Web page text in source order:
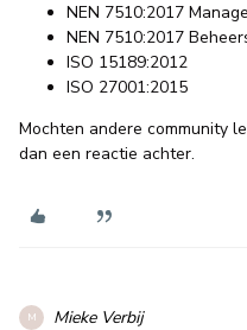
NEN 7510:2017
NEN 7510:2017
ISO 15189:2012
ISO 27001:2015
Mochten andere community
dan een reactie achter.
M Mieke Verbij